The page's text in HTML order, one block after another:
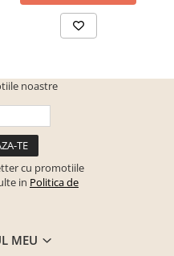
noastre
cu promotiile
in Politica de
MEU